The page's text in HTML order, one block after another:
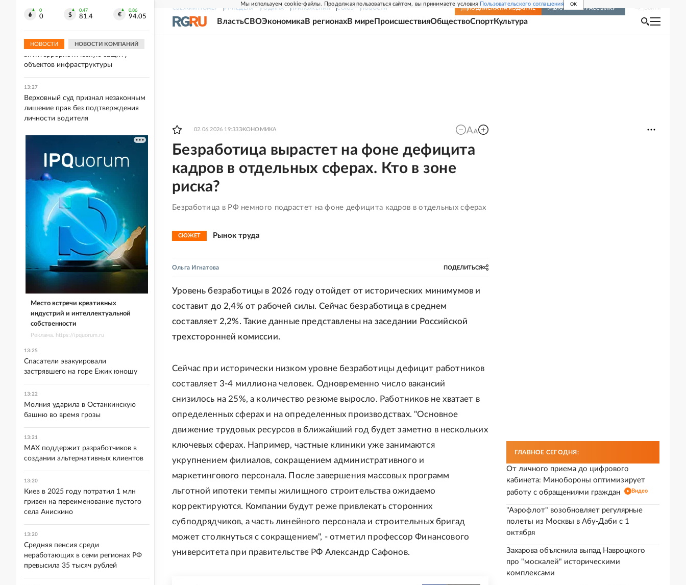
Мы используем cookie-файлы. Продолжая пользоваться сайтом, вы принимаете условия Пользовательского соглашения OK
СВЕЖИЙ НОМЕР РГ-НЕДЕЛЯ РОДИНА ПРИЛОЖЕНИЯ СОЮЗ НОВОСТИ ПОДПИСКА НА ИЗДАНИЕ ВКЛЮЧИТЬ РАССЫЛКУ
ВластьСВОЭкономикаВ регионахВ мире ПроисшествияОбществоСпортКультура
02.06.2026 19:33ЭКОНОМИКА
Безработица вырастет на фоне дефицита
кадров в отдельных сферах. Кто в зоне
риска?
Безработица в РФ немного подрастет на фоне дефицита кадров в отдельных сферах
СЮЖЕТ Рынок труда
Ольга Игнатова ПОДЕЛИТЬСЯ
Уровень безработицы в 2026 году отойдет от исторических минимумов и
составит до 2,4% от рабочей силы. Сейчас безработица в среднем
составляет 2,2%. Такие данные представлены на заседании Российской
трехсторонней комиссии.
Сейчас при исторически низком уровне безработицы дефицит работников
составляет 3-4 миллиона человек. Одновременно число вакансий
снизилось на 25%, а количество резюме выросло. Работников не хватает в
определенных сферах и на определенных производствах. "Основное
движение трудовых ресурсов в ближайший год будет заметно в нескольких
ключевых сферах. Например, частные клиники уже занимаются
укрупнением филиалов, сокращением административного и
маркетингового персонала. После завершения массовых программ
льготной ипотеки темпы жилищного строительства ожидаемо
корректируются. Компании будут реже привлекать сторонних
субподрядчиков, а часть линейного персонала и строительных бригад
может столкнуться с сокращением", - отметил профессор Финансового
университета при правительстве РФ Александр Сафонов.
ГЛАВНОЕ СЕГОДНЯ:
От личного приема до цифрового
кабинета: Минобороны оптимизирует
работу с обращениями граждан
Видео
"Аэрофлот" возобновляет регулярные
полеты из Москвы в Абу-Даби с 1
октября
Захарова объяснила выпад Навроцкого
про "москалей" историческими
комплексами
0
0
0.47
81.4
0.86
94.05
НОВОСТИ НОВОСТИ КОМПАНИЙ
для школы по предложению ФАС
Путин обсудил с Совбезом
антитеррористическую защиту
объектов инфраструктуры
13:27
Верховный суд признал незаконным
лишение прав без подтверждения
личности водителя
Место встречи креативных
индустрий и интеллектуальной
собственности
Реклама. https://ipquorum.ru
13:25
Спасатели эвакуировали
застрявшего на горе Ежик юношу
13:22
Молния ударила в Останкинскую
башню во время грозы
13:21
MAX поддержит разработчиков в
создании альтернативных клиентов
13:20
Киев в 2025 году потратил 1 млн
гривен на переименование пустого
села Анискино
13:20
Средняя пенсия среди
неработающих в семи регионах РФ
превысила 35 тысяч рублей